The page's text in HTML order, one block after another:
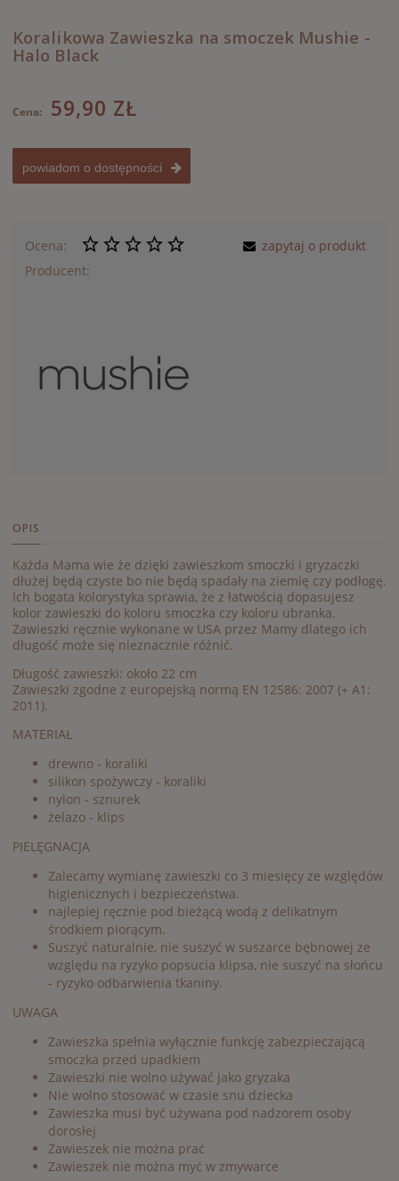
Koralikowa Zawieszka na smoczek Mushie -
Halo Black
Cena: 59,90 ZŁ
powiadom o dostępności
Ocena:
Producent:
zapytaj o produkt
OPIS
Każda Mama wie że dzięki zawieszkom smoczki i gryzaczki
dłużej będą czyste bo nie będą spadały na ziemię czy podłogę.
Ich bogata kolorystyka sprawia, że z łatwością dopasujesz
kolor zawieszki do koloru smoczka czy koloru ubranka.
Zawieszki ręcznie wykonane w USA przez Mamy dlatego ich
długość może się nieznacznie różnić.
Długość zawieszki: około 22 cm
Zawieszki zgodne z europejską normą EN 12586: 2007 (+ A1:
2011).
MATERIAŁ
drewno - koraliki
silikon spożywczy - koraliki
nylon - sznurek
żelazo - klips
PIELĘGNACJA
Zalecamy wymianę zawieszki co 3 miesięcy ze względów
higienicznych i bezpieczeństwa.
najlepiej ręcznie pod bieżącą wodą z delikatnym
środkiem piorącym.
Suszyć naturalnie, nie suszyć w suszarce bębnowej ze
względu na ryzyko popsucia klipsa, nie suszyć na słońcu
- ryzyko odbarwienia tkaniny.
UWAGA
Zawieszka spełnia wyłącznie funkcję zabezpieczającą
smoczka przed upadkiem
Zawieszki nie wolno używać jako gryzaka
Nie wolno stosować w czasie snu dziecka
Zawieszka musi być używana pod nadzorem osoby
dorosłej
Zawieszek nie można prać
Zawieszek nie można myć w zmywarce